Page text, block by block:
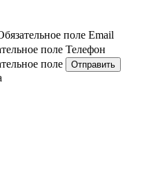
поле Email
поле Телефон
поле